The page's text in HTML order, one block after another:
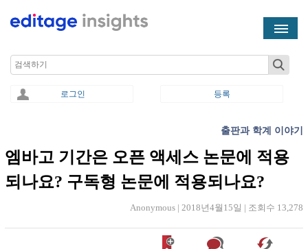
Search
로그인 등록
출판과 학계 이야기
엠바고 기간은 오픈 액세스 논문에 적용
되나요? 구독형 논문에 적용되나요?
Anonymous | 2018년4월15일 | 조회수 13,278